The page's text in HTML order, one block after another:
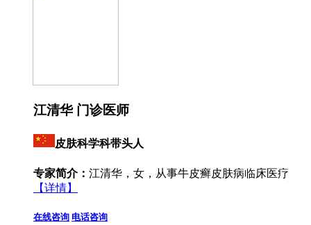
江清华 门诊医师
皮肤科学科带头人
专家简介： 江清华，女，从事牛皮癣皮肤病临床医疗
【详情】
在线咨询 电话咨询